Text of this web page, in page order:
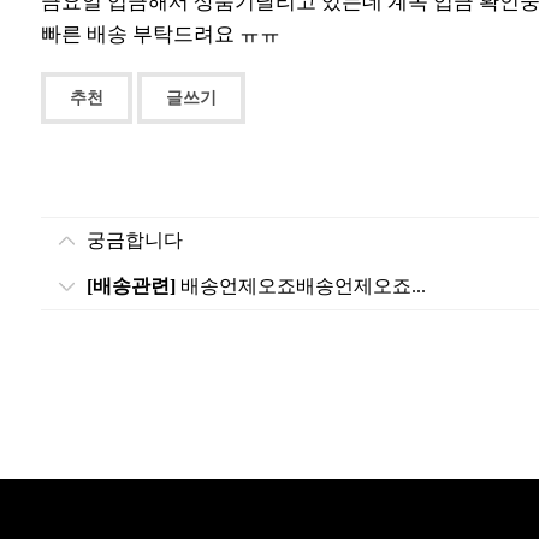
빠른 배송 부탁드려요 ㅠㅠ
추천 글쓰기
궁금합니다
[배송관련]배송언제오죠배송언제오죠...